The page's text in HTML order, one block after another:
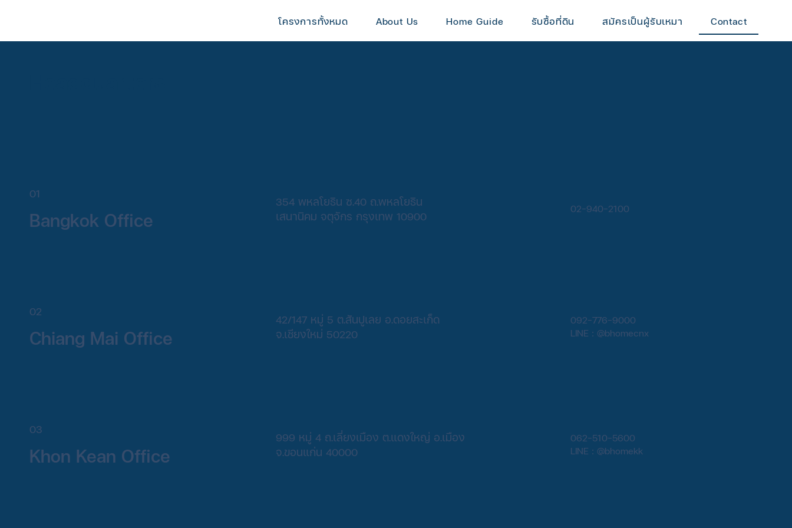
โครงการทั้งหมด About Us Home Guide รับซื้อที่ดิน สมัครเป็นผู้รับเหมา Contact
01
Bangkok Office
354 พหลโยธิน ซ.40 ถ.พหลโยธิน
เสนานิคม จตุจักร กรุงเทพ 10900
02-940-2100
02
Chiang Mai Office
42/147 หมู่ 5 ต.สันปูเลย อ.ดอยสะเก็ด
จ.เชียงใหม่ 50220
092-776-9000
LINE : @bhomecnx
03
Khon Kean Office
999 หมู่ 4 ถ.เลี่ยงเมือง ต.แดงใหญ่ อ.เมือง
จ.ขอนแก่น 40000
062-510-5600
LINE : @bhomekk